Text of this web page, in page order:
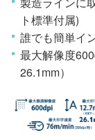
ト標準付属)
誰でも簡単イ
最大解像度
26.1mm）